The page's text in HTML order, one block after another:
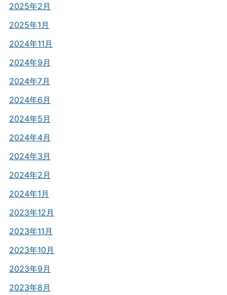
2025年2月
2025年1月
2024年11月
2024年9月
2024年7月
2024年6月
2024年5月
2024年4月
2024年3月
2024年2月
2024年1月
2023年12月
2023年11月
2023年10月
2023年9月
2023年8月